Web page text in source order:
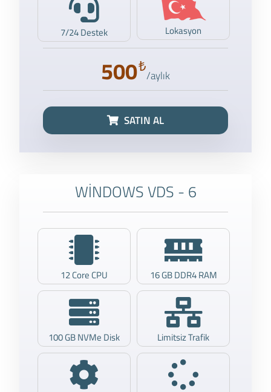
7/24 Destek Lokasyon
₺
500 /aylık
SATIN AL
WİNDOWS VDS - 6
12 Core CPU 16 GB DDR4 RAM
100 GB NVMe Disk Limitsiz Trafik